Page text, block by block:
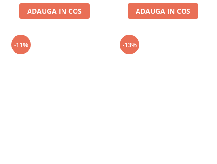
ADAUGA IN COS ADAUGA IN COS
-11% -13%